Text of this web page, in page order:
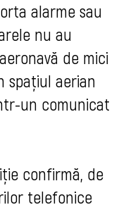
alarme sau
nu au
de mici
spațiul aerian
un comunicat
confirmă, de
telefonice